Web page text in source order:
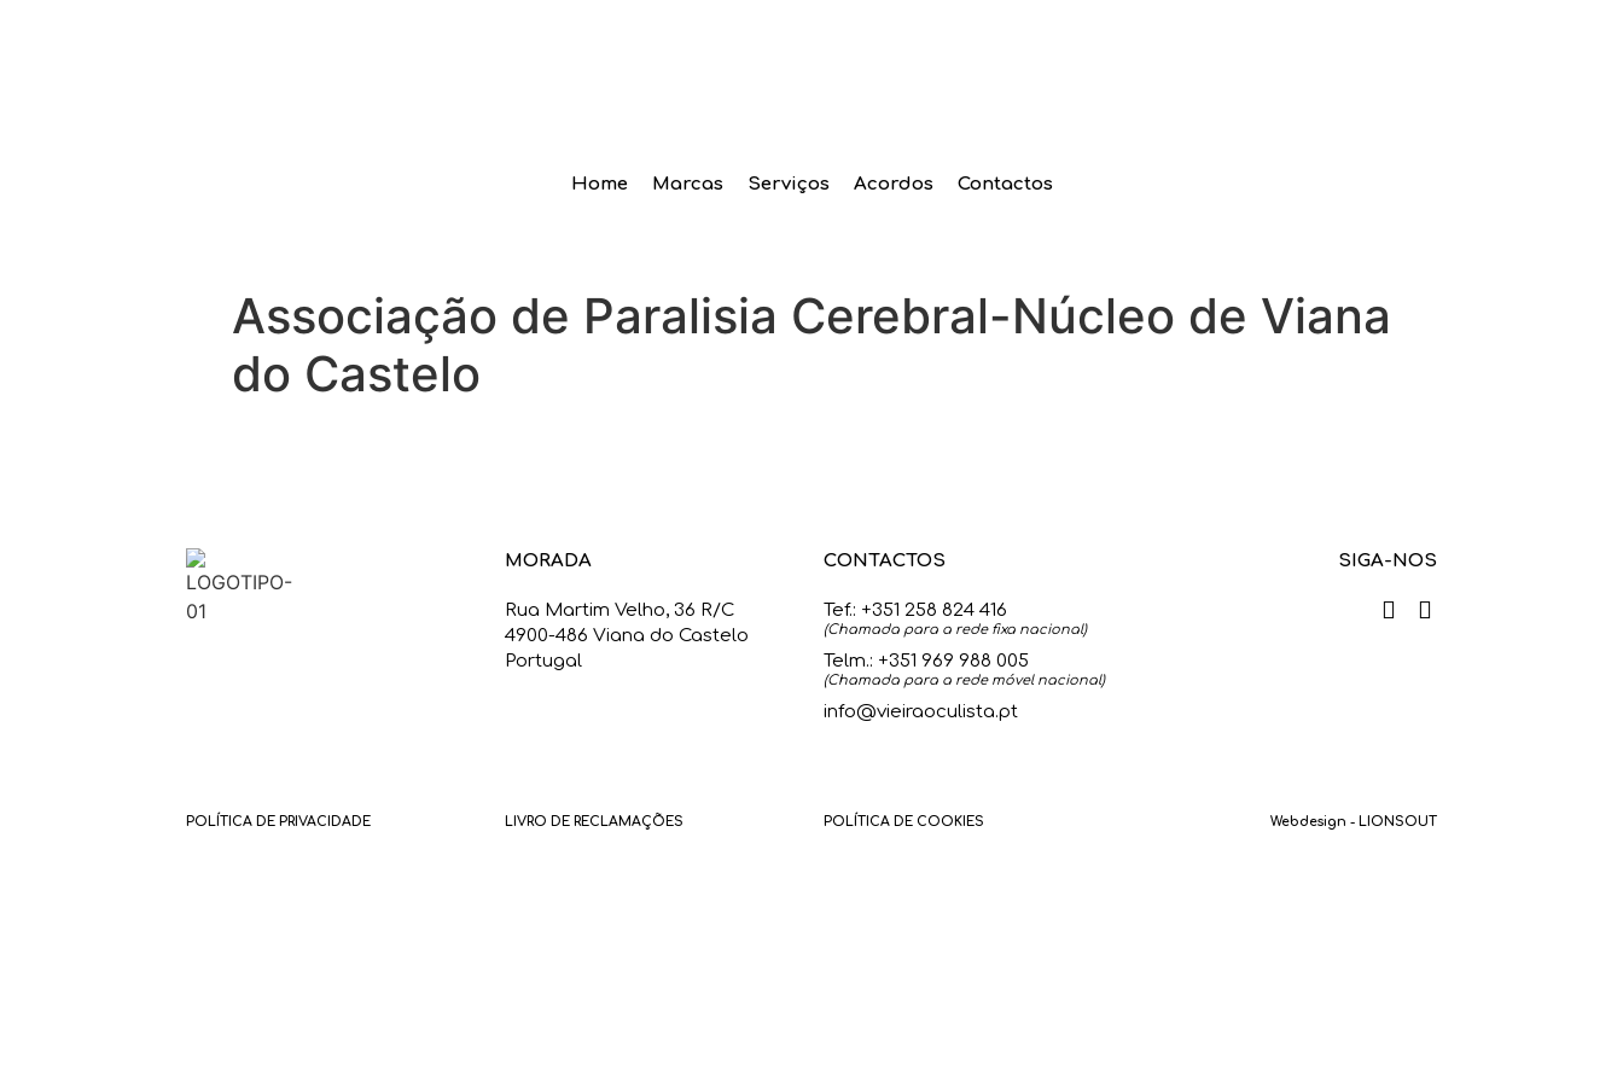
Home Marcas Serviços Acordos Contactos
Associação de Paralisia Cerebral-Núcleo de Viana
do Castelo
MORADA
Rua Martim Velho, 36 R/C
4900-486 Viana do Castelo
Portugal
CONTACTOS
Tef.: +351 258 824 416
(Chamada para a rede fixa nacional)
Telm.: +351 969 988 005
(Chamada para a rede móvel nacional)
info@vieiraoculista.pt
SIGA-NOS
POLÍTICA DE PRIVACIDADE LIVRO DE RECLAMAÇÕES POLÍTICA DE COOKIES Webdesign - LIONSOUT